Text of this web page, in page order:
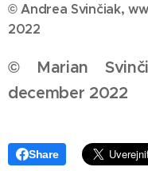
© Andrea Svinčiak,
2022
© Marian
december 2022
Share